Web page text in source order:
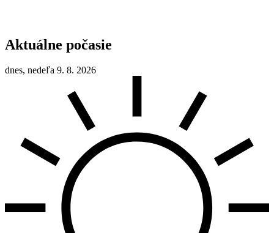
Aktuálne počasie
dnes, nedeľa 9. 8. 2026